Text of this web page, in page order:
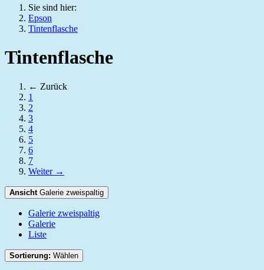
Sie sind hier:
Epson
Tintenflasche
Tintenflasche
← Zurück
1
2
3
4
5
6
7
Weiter →
Ansicht Galerie zweispaltig
Galerie zweispaltig
Galerie
Liste
Sortierung: Wählen